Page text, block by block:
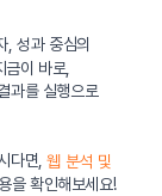
, 성과 중심의
이 바로,
과를 실행으로
다면,웹 분석 및
을 확인해보세요!